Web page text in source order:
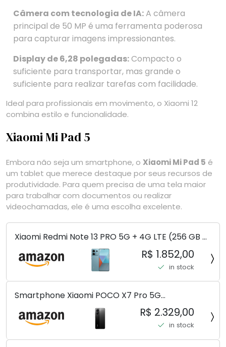
Câmera com tecnologia de IA:A câmera
principal de 50 MP é uma ferramenta poderosa
para capturar imagens impressionantes.
Display de 6,28 polegadas:Compacto o
suficiente para transportar, mas grande o
suficiente para realizar tarefas com facilidade.
Ideal para profissionais em movimento, o Xiaomi 12
combina estilo e funcionalidade.
Xiaomi Mi Pad 5
Embora não seja um smartphone, o Xiaomi Mi Pad 5 é
um tablet que merece destaque por seus recursos de
produtividade. Para quem precisa de uma tela maior
para trabalhar com documentos ou realizar
videochamadas, ele é uma escolha excelente.
Xiaomi Redmi Note 13 PRO 5G + 4G LTE (256 GB +
8 GB) 200 MP Triplo (Mobile Mint Tello e) +
(Pacote de carregador duplo de carro rápido)
(Ocean Teal (ROM))
R$ 1.852,00
in stock
Smartphone Xiaomi POCO X7 Pro 5G
8+256GB/12+256GB/12+512GB
R$ 2.329,00
in stock